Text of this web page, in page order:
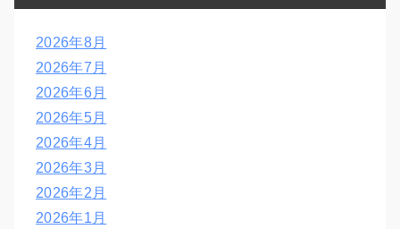
2026年8月
2026年7月
2026年6月
2026年5月
2026年4月
2026年3月
2026年2月
2026年1月